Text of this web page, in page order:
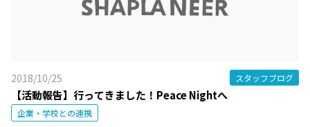
2018/10/25 スタッフブログ
【活動報告】行ってきました！Peace Nightへ
企業・学校との連携